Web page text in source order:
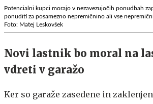
Potencialni kupci morajo v nezavezujočih ponudbah
ponuditi za posamezno nepremičnino ali vse
Foto: Matej Leskovšek
Novi lastnik bo moral na
vdreti v garažo
Ker so garaže zasedene in